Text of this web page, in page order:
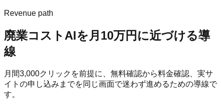
Revenue path
廃業コストAIを月10万円に近づける導
線
月間3,000クリックを前提に、無料確認から料金確認、実サ
イトの申し込みまでを同じ画面で迷わず進めるための導線で
す。